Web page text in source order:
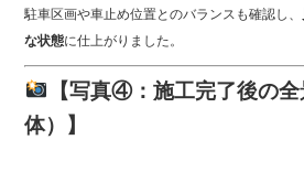
駐車区画や車止め位置とのバランスも確認し、
な状態に仕上がりました。
【写真④：施工完了後の
体）】